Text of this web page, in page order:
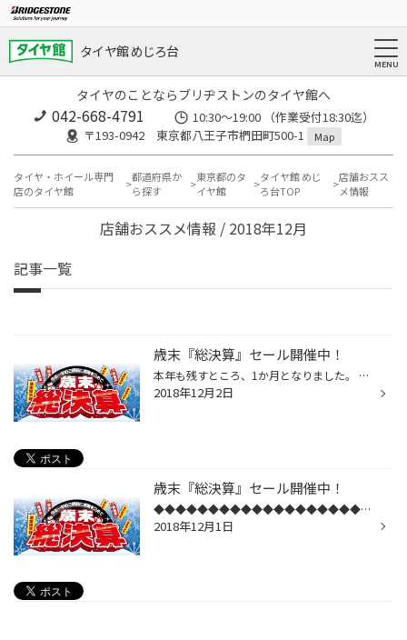
タイヤ館 めじろ台
タイヤのことならブリヂストンのタイヤ館へ
042-668-4791
10:30～19:00 （作業受付18:30迄）
〒193-0942 東京都八王子市椚田町500-1
Map
タイヤ・ホイール専門
店のタイヤ館
都道府県か
ら探す
東京都のタ
イヤ館
タイヤ館 めじ
ろ台TOP
店舗おスス
メ情報
店舗おススメ情報 / 2018年12月
記事一覧
歳末『総決算』セール開催中！
本年も残すところ、1か月となりました。 ◆◆◆◆◆◆◆◆◆◆◆◆◆◆◆◆◆◆◆◆◆◆◆◆◆ タイヤ館『総決算』 歳末総決算セールを開催いたします！！ セール期間：12月1日(土)～12月31日(月)◆◆◆◆◆◆◆◆◆◆◆◆◆◆◆◆◆◆◆◆◆◆◆◆◆昨シーズン2018年1月＆2月に都市部でも記録的な大雪に なり、驚きました。昨今の異常気...
2018年12月2日
歳末『総決算』セール開催中！
◆◆◆◆◆◆◆◆◆◆◆◆◆◆◆◆◆◆◆◆◆◆◆◆◆ タイヤ館『総決算』 歳末総決算セールを開催いたします！！ セール期間：12月1日(土)～12月31日(月)◆◆◆◆◆◆◆◆◆◆◆◆◆◆◆◆◆◆◆◆◆◆◆◆◆昨シーズン2018年1月＆2月に都市部でも記録的な大雪に なり、驚きました。昨今の異常気象により例年という言葉が通用しなくもな...
2018年12月1日